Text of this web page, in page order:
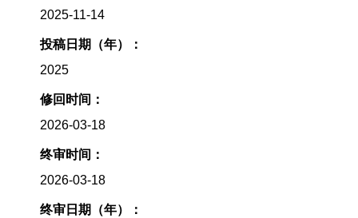
2025-11-14
投稿日期（年）：
2025
修回时间：
2026-03-18
终审时间：
2026-03-18
终审日期（年）：